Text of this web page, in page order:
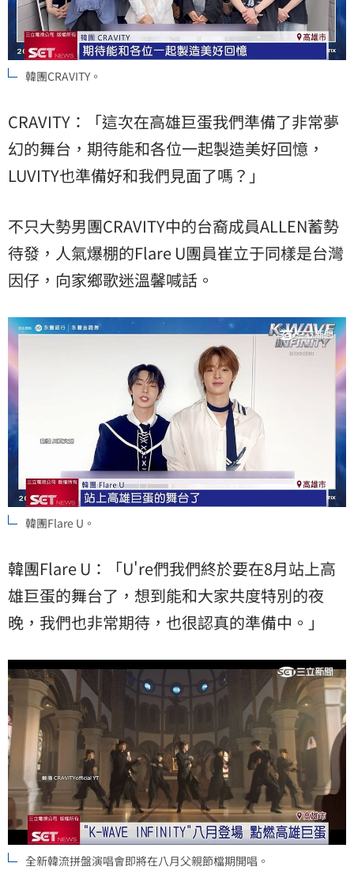
韓團CRAVITY。
CRAVITY：「這次在高雄巨蛋我們準備了非常夢
幻的舞台，期待能和各位一起製造美好回憶，
LUVITY也準備好和我們見面了嗎？」
不只大勢男團CRAVITY中的台裔成員ALLEN蓄勢
待發，人氣爆棚的Flare U團員崔立于同樣是台灣
因仔，向家鄉歌迷溫馨喊話。
韓團Flare U。
韓團Flare U：「U're們我們終於要在8月站上高
雄巨蛋的舞台了，想到能和大家共度特別的夜
晚，我們也非常期待，也很認真的準備中。」
全新韓流拼盤演唱會即將在八月父親節檔期開唱。